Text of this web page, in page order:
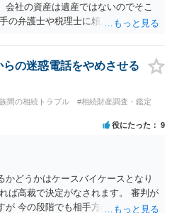
会社の資産は遺産ではないのでそこ
の弁護士や税理士に頼んでも守秘義
調査嘱託」という手続きを使って銀
しょう。 不動産は、相続登記が済ん
に、お子様と義父様のつながりがわ
「名寄せ」という手続きをすると、
の偽造等により既に相続登記され
当たりをつけて登記名義を調べて
設定をしていますので、特に相場
て日本弁護士連合会が設けていた
る弁護士は一定数いると思います
しょう。
の迷惑電話をやめさせる
間の相続トラブル
#相続財産調査・鑑定
役にたった 9
どうかはケースバイケースとなり
ば高裁で決定がなされます。 審判が
が 今の段階でも相手方の連絡が迷惑